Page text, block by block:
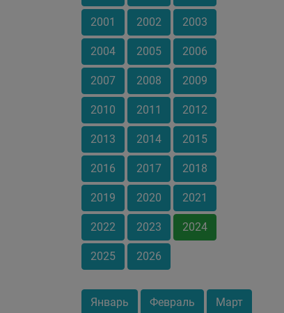
2001 2002 2003
2004 2005 2006
2007 2008 2009
2010 2011 2012
2013 2014 2015
2016 2017 2018
2019 2020 2021
2022 2023 2024
2025 2026
Январь Февраль Март